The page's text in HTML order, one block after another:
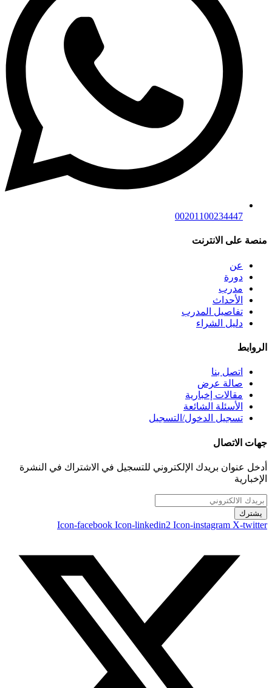
00201100234447
منصة على الانترنت
عن
دورة
مدرب
الأحداث
تفاصيل المدرب
دليل الشراء
الروابط
اتصل بنا
صالة عرض
مقالات إخبارية
الأسئلة الشائعة
تسجيل الدخول/التسجيل
جهات الاتصال
أدخل عنوان بريدك الإلكتروني للتسجيل في الاشتراك في النشرة
الإخبارية
يشترك
Icon-facebook Icon-linkedin2 Icon-instagram X-twitter